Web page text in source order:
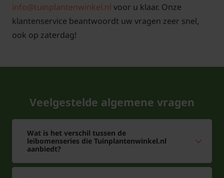
en zorgt er in de zomer voor dat overal genoeg zon
komt om het fruit goed te laten rijpen.
leveren. Aanplanten in de herfst, winter, lente én
zomer is dus altijd mogelijk, met
aangroeigarantie!
Een keuzehulp voor het kopen van leibomen op
info@tuinplantenwinkel.nl voor u klaar. Onze
klantenservice beantwoordt uw vragen zeer snel,
ook op zaterdag!
Veelgestelde algemene vragen
Wat is het verschil tussen de
leibomenseries die Tuinplantenwinkel.nl
aanbiedt?